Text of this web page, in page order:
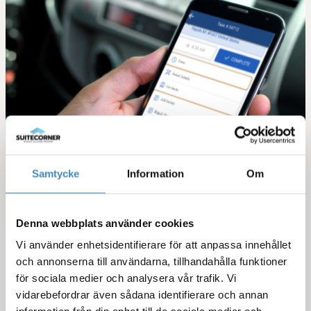
Samtycke Information Om
Denna webbplats använder cookies
Vi använder enhetsidentifierare för att anpassa innehållet
och annonserna till användarna, tillhandahålla funktioner
för sociala medier och analysera vår trafik. Vi
vidarebefordrar även sådana identifierare och annan